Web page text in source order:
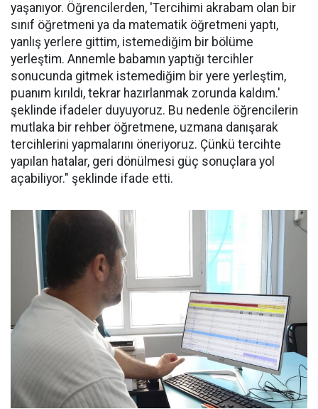
yaşanıyor. Öğrencilerden, 'Tercihimi akrabam olan bir
sınıf öğretmeni ya da matematik öğretmeni yaptı,
yanlış yerlere gittim, istemediğim bir bölüme
yerleştim. Annemle babamın yaptığı tercihler
sonucunda gitmek istemediğim bir yere yerleştim,
puanım kırıldı, tekrar hazırlanmak zorunda kaldım.'
şeklinde ifadeler duyuyoruz. Bu nedenle öğrencilerin
mutlaka bir rehber öğretmene, uzmana danışarak
tercihlerini yapmalarını öneriyoruz. Çünkü tercihte
yapılan hatalar, geri dönülmesi güç sonuçlara yol
açabiliyor." şeklinde ifade etti.